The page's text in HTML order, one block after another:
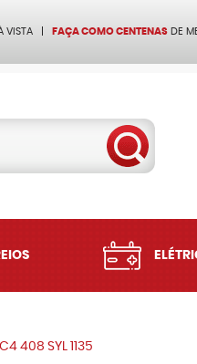
VISTA FAÇA COMO CENTENAS DE
408 SYL 1135